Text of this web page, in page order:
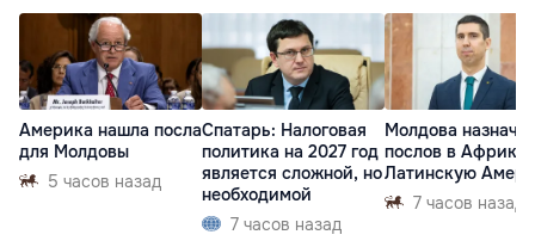
Америка нашла посла
для Молдовы
5 часов назад
Спатарь: Налоговая
политика на 2027 год
является сложной, но
необходимой
7 часов назад
Молдова
послов в Африку
Латинскую
7 часов назад